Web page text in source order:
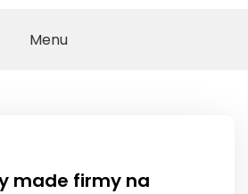
Menu
made firmy na